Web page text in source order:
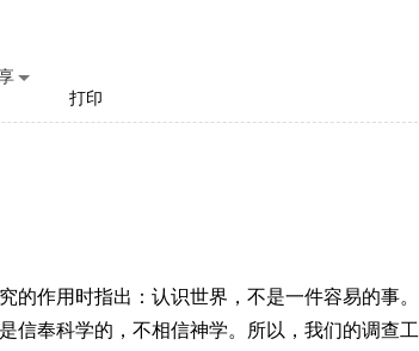
打印
作用时指出：认识世界，不是一件容易的事。
信奉科学的，不相信神学。所以，我们的调查工